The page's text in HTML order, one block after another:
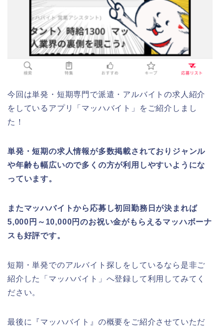
今回は単発・短期専門で派遣・アルバイトの求人紹介
をしているアプリ「マッハバイト」をご紹介しまし
た！
単発・短期の求人情報が多数掲載されておりジャンル
や年齢も幅広いので多くの方が利用しやすいようにな
っています。
またマッハバイトから応募し初回勤務日が決まれば
5,000円～10,000円のお祝い金がもらえるマッハボーナ
スも好評です。
短期・単発でのアルバイト探しをしているなら是非ご
紹介した「マッハバイト」へ登録して利用してみてく
ださい。
最後に『マッハバイト』の概要をご紹介させていただ